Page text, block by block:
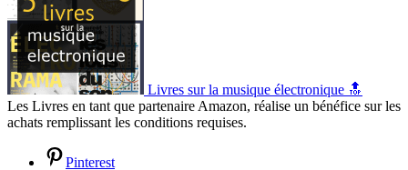
Livres sur la musique électronique 🔝
Les Livres en tant que partenaire Amazon, réalise un bénéfice sur les
achats remplissant les conditions requises.
Pinterest